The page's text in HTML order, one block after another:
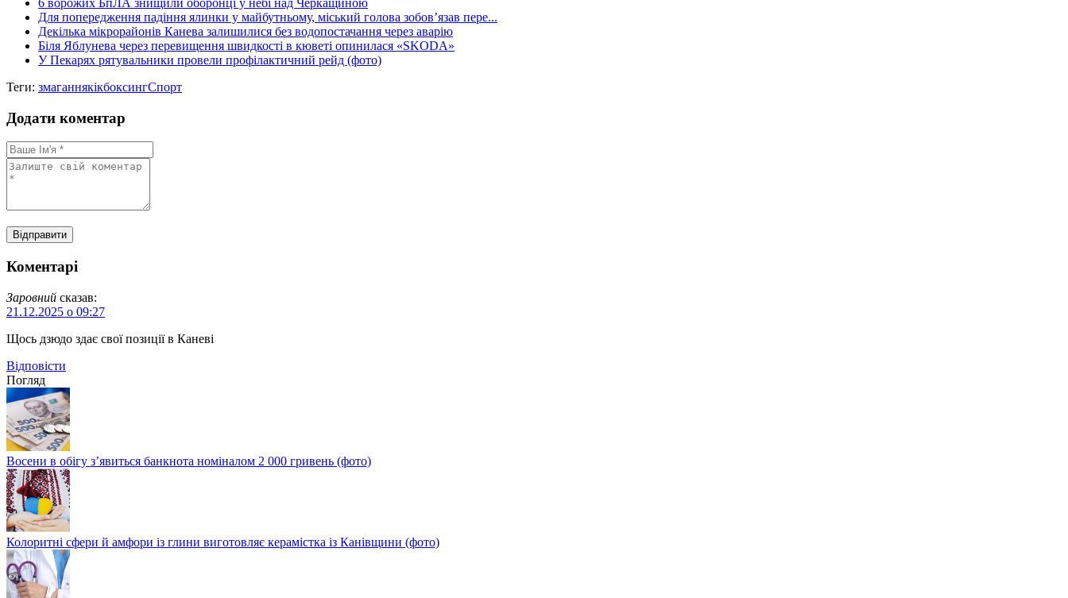
Для попередження падіння ялинки у майбутньому, міський голова зобов’язав пере...
Декілька мікрорайонів Канева залишилися без водопостачання через аварію
Біля Яблунева через перевищення швидкості в кюветі опинилася «SKODA»
У Пекарях рятувальники провели профілактичний рейд (фото)
Теги: змаганнякікбоксингСпорт
Додати коментар
Коментарі
Заровний сказав:
21.12.2025 о 09:27
Щось дзюдо здає свої позиції в Каневі
Відповіcти
Погляд
Восени в обігу з’явиться банкнота номіналом 2 000 гривень (фото)
Колоритні сфери й амфори із глини виготовляє керамістка із Канівщини (фото)